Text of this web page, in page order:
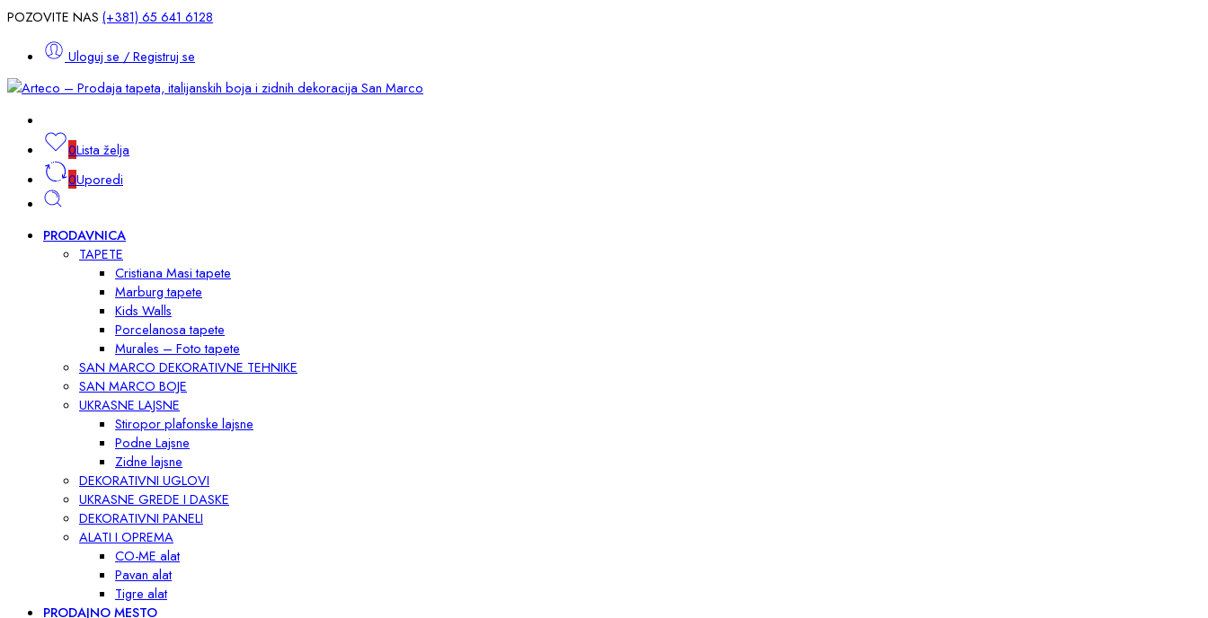
POZOVITE NAS (+381) 65 641 6128
Uloguj se / Registruj se
0Lista želja
0Uporedi
PRODAVNICA
TAPETE
Cristiana Masi tapete
Marburg tapete
Kids Walls
Porcelanosa tapete
Murales – Foto tapete
SAN MARCO DEKORATIVNE TEHNIKE
SAN MARCO BOJE
UKRASNE LAJSNE
Stiropor plafonske lajsne
Podne Lajsne
Zidne lajsne
DEKORATIVNI UGLOVI
UKRASNE GREDE I DASKE
DEKORATIVNI PANELI
ALATI I OPREMA
CO-ME alat
Pavan alat
Tigre alat
PRODAJNO MESTO